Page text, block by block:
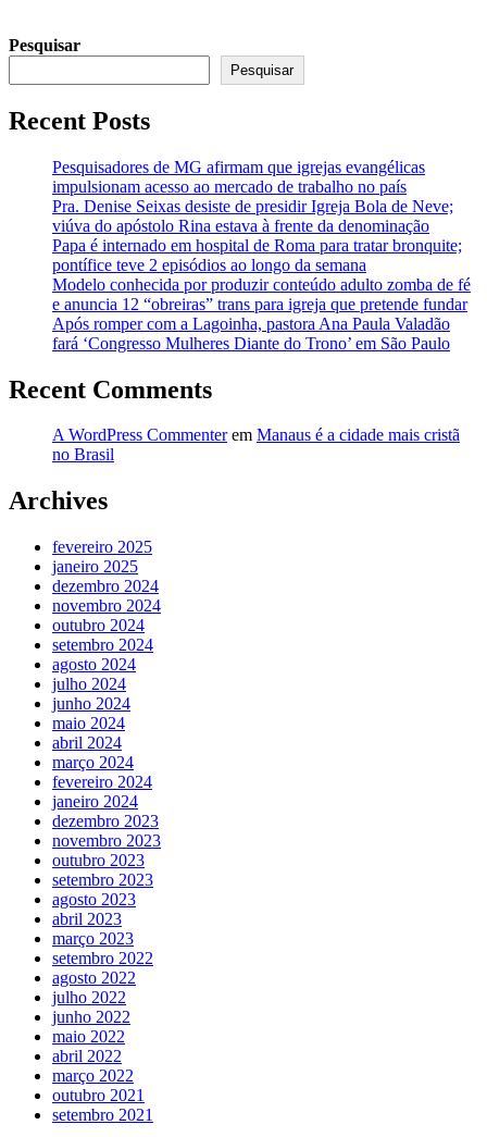
Pesquisar
Pesquisar
Recent Posts
Pesquisadores de MG afirmam que igrejas evangélicas
impulsionam acesso ao mercado de trabalho no país
Pra. Denise Seixas desiste de presidir Igreja Bola de Neve;
viúva do apóstolo Rina estava à frente da denominação
Papa é internado em hospital de Roma para tratar bronquite;
pontífice teve 2 episódios ao longo da semana
Modelo conhecida por produzir conteúdo adulto zomba de fé
e anuncia 12 “obreiras” trans para igreja que pretende fundar
Após romper com a Lagoinha, pastora Ana Paula Valadão
fará ‘Congresso Mulheres Diante do Trono’ em São Paulo
Recent Comments
A WordPress Commenterem Manaus é a cidade mais cristã
no Brasil
Archives
fevereiro 2025
janeiro 2025
dezembro 2024
novembro 2024
outubro 2024
setembro 2024
agosto 2024
julho 2024
junho 2024
maio 2024
abril 2024
março 2024
fevereiro 2024
janeiro 2024
dezembro 2023
novembro 2023
outubro 2023
setembro 2023
agosto 2023
abril 2023
março 2023
setembro 2022
agosto 2022
julho 2022
junho 2022
maio 2022
abril 2022
março 2022
outubro 2021
setembro 2021